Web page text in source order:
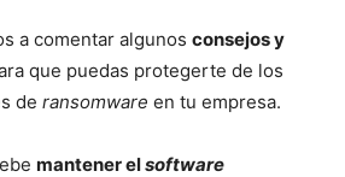
a comentar algunos consejos y
que puedas protegerte de los
de ransomware en tu empresa.
mantener elsoftware